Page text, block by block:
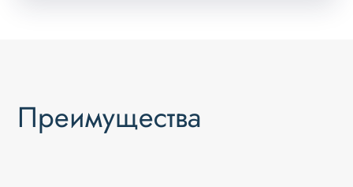
Преимущества